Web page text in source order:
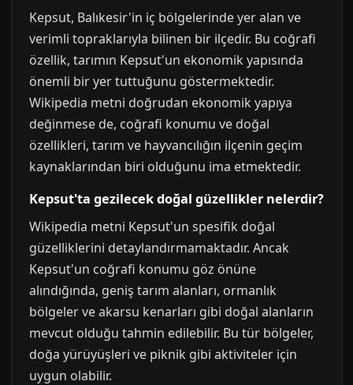
Kepsut, Balıkesir'in iç bölgelerinde yer alan ve
verimli topraklarıyla bilinen bir ilçedir. Bu coğrafi
özellik, tarımın Kepsut'un ekonomik yapısında
önemli bir yer tuttuğunu göstermektedir.
Wikipedia metni doğrudan ekonomik yapıya
değinmese de, coğrafi konumu ve doğal
özellikleri, tarım ve hayvancılığın ilçenin geçim
kaynaklarından biri olduğunu ima etmektedir.
Kepsut'ta gezilecek doğal güzellikler nelerdir?
Wikipedia metni Kepsut'un spesifik doğal
güzelliklerini detaylandırmamaktadır. Ancak
Kepsut'un coğrafi konumu göz önüne
alındığında, geniş tarım alanları, ormanlık
bölgeler ve akarsu kenarları gibi doğal alanların
mevcut olduğu tahmin edilebilir. Bu tür bölgeler,
doğa yürüyüşleri ve piknik gibi aktiviteler için
uygun olabilir.